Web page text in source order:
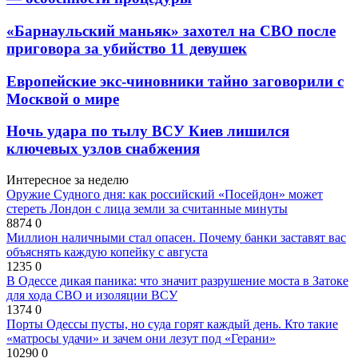
«Барнаульский маньяк» захотел на СВО после
приговора за убийство 11 девушек
Европейские экс-чиновники тайно заговорили с
Москвой о мире
Ночь удара по тылу ВСУ Киев лишился
ключевых узлов снабжения
Интересное за неделю
Оружие Судного дня: как российский «Посейдон» может
стереть Лондон с лица земли за считанные минуты
8874 0
Миллион наличными стал опасен. Почему банки заставят вас
объяснять каждую копейку с августа
1235 0
В Одессе дикая паника: что значит разрушение моста в Затоке
для хода СВО и изоляции ВСУ
1374 0
Порты Одессы пусты, но суда горят каждый день. Кто такие
«матросы удачи» и зачем они лезут под «Герани»
10290 0